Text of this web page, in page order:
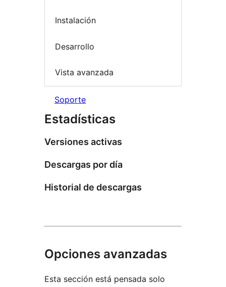
Instalación
Desarrollo
Vista avanzada
Soporte
Estadísticas
Versiones activas
Descargas por día
Historial de descargas
Opciones avanzadas
Esta sección está pensada solo